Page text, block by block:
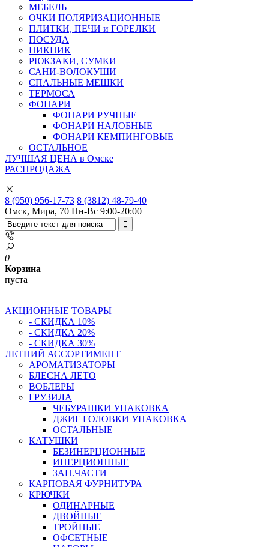
МЕБЕЛЬ
ОЧКИ ПОЛЯРИЗАЦИОННЫЕ
ПЛИТКИ, ПЕЧИ и ГОРЕЛКИ
ПОСУДА
ПИКНИК
РЮКЗАКИ, СУМКИ
САНИ-ВОЛОКУШИ
СПАЛЬНЫЕ МЕШКИ
ТЕРМОСА
ФОНАРИ
ФОНАРИ РУЧНЫЕ
ФОНАРИ НАЛОБНЫЕ
ФОНАРИ КЕМПИНГОВЫЕ
ОСТАЛЬНОЕ
ЛУЧШАЯ ЦЕНА в Омске
РАСПРОДАЖА
8 (950) 956-17-73 8 (3812) 48-79-40
Омск, Мира, 70 Пн-Вс 9:00-20:00
0
Корзина
пуста
АКЦИОННЫЕ ТОВАРЫ
- СКИДКА 10%
- СКИДКА 20%
- СКИДКА 30%
ЛЕТНИЙ АССОРТИМЕНТ
АРОМАТИЗАТОРЫ
БЛЕСНА ЛЕТО
ВОБЛЕРЫ
ГРУЗИЛА
ЧЕБУРАШКИ УПАКОВКА
ДЖИГ ГОЛОВКИ УПАКОВКА
ОСТАЛЬНЫЕ
КАТУШКИ
БЕЗИНЕРЦИОННЫЕ
ИНЕРЦИОННЫЕ
ЗАП.ЧАСТИ
КАРПОВАЯ ФУРНИТУРА
КРЮЧКИ
ОДИНАРНЫЕ
ДВОЙНЫЕ
ТРОЙНЫЕ
ОФСЕТНЫЕ